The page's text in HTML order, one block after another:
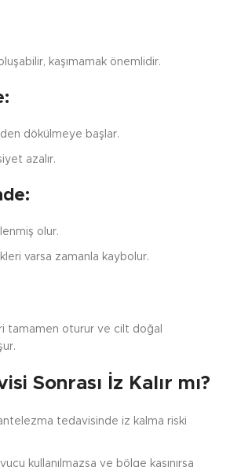
kaşımamak önemlidir.
dökülmeye başlar.
azalır.
olur.
varsa zamanla kaybolur.
tamamen oturur ve cilt doğal
Sonrası İz Kalır mı?
tedavisinde iz kalma riski
kullanılmazsa ve bölge kaşınırsa